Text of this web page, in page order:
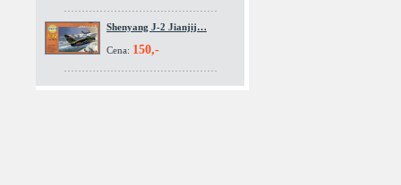
Shenyang J-2 Jianjij…
Cena: 150,-